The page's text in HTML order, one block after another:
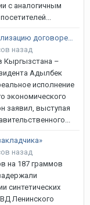
с аналогичным
назад
Кыргызстана –
Адылбек
исполнение
экономического
заявил, выступая
назад
на 187 граммов
синтетических
Ленинского